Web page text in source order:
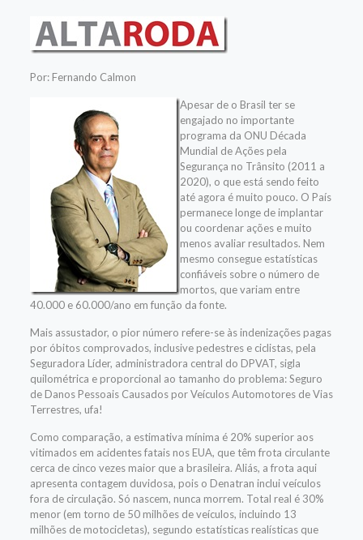
Por: Fernando Calmon
Apesar de o Brasil ter se
engajado no importante
programa da ONU Década
Mundial de Ações pela
Segurança no Trânsito (2011 a
2020), o que está sendo feito
até agora é muito pouco. O País
permanece longe de implantar
ou coordenar ações e muito
menos avaliar resultados. Nem
mesmo consegue estatísticas
confiáveis sobre o número de
mortos, que variam entre
40.000 e 60.000/ano em função da fonte.
Mais assustador, o pior número refere-se às indenizações pagas
por óbitos comprovados, inclusive pedestres e ciclistas, pela
Seguradora Líder, administradora central do DPVAT, sigla
quilométrica e proporcional ao tamanho do problema: Seguro
de Danos Pessoais Causados por Veículos Automotores de Vias
Terrestres, ufa!
Como comparação, a estimativa mínima é 20% superior aos
vitimados em acidentes fatais nos EUA, que têm frota circulante
cerca de cinco vezes maior que a brasileira. Aliás, a frota aqui
apresenta contagem duvidosa, pois o Denatran inclui veículos
fora de circulação. Só nascem, nunca morrem. Total real é 30%
menor (em torno de 50 milhões de veículos, incluindo 13
milhões de motocicletas), segundo estatísticas realísticas que